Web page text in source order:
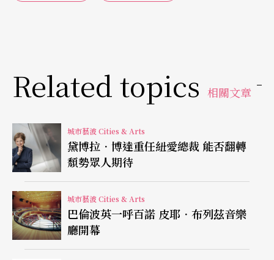
pelle拍攝的音樂錄影帶《帶我去教堂》
別之作，然而這支作品在網路上廣為流傳，引起轟
動，點閱率已破一千八百萬人次。影片中普魯尼露
成的舞蹈技巧，不得不讚嘆他的確擁有過人天賦。
找到愛情也迎向未來
儘管曾表示投身芭蕾並非自己的選擇，而是母親
的，普魯尼在《帶我去教堂》之後並未從此高掛舞
鞋。Dancer中未提及的，是普魯尼之後在二○一五
Related topics 相關文章
城市藝波 Cities & Arts
黛博拉．博達重任紐愛總裁 能否翻轉
頹勢眾人期待
城市藝波 Cities & Arts
巴倫波英一呼百諾 皮耶．布列茲音樂
廳開幕